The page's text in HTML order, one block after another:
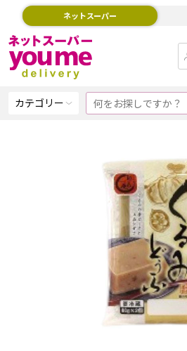
ネットスーパー
カテゴリー